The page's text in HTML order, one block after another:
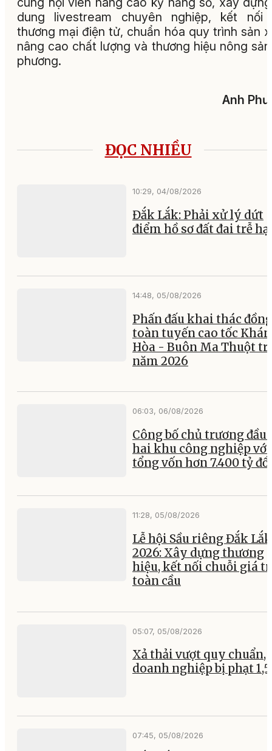
dung livestream chuyên nghiệp, kết nối
thương mại điện tử, chuẩn hóa quy trình sản
nâng cao chất lượng và thương hiệu nông
phương.
Anh
ĐỌC NHIỀU
10:29, 04/08/2026
Đắk Lắk: Phải xử lý dứt
điểm hồ sơ đất đai trễ
14:48, 05/08/2026
Phấn đấu khai thác
toàn tuyến cao tốc
Hòa - Buôn Ma Thuột
năm 2026
06:03, 06/08/2026
Công bố chủ trương đầu
hai khu công nghiệp với
tổng vốn hơn 7.400 tỷ
11:28, 05/08/2026
Lễ hội Sầu riêng Đắk Lắk
2026: Xây dựng thương
hiệu, kết nối chuỗi giá
toàn cầu
05:07, 05/08/2026
Xả thải vượt quy chuẩn,
doanh nghiệp bị phạt
07:45, 05/08/2026